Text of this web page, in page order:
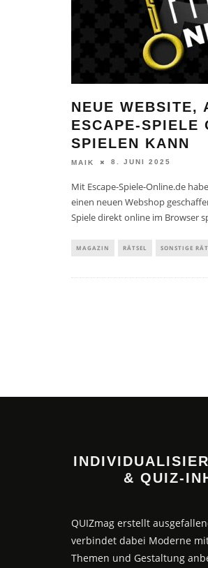
NEUE WEBSITE,
ESCAPE-SPIELE
SPIELEN KANN
MAIK 8. JUNI 2025
Mit Escape-Spiele-Online.de
einen neuen Webshop
Spiele direkt online im Browser
MAGAZIN RÄTSEL SONSTIGE
& QUIZ-
QUIZmag erstellt
verbindet dabei Moderne
Themen und Gestaltung